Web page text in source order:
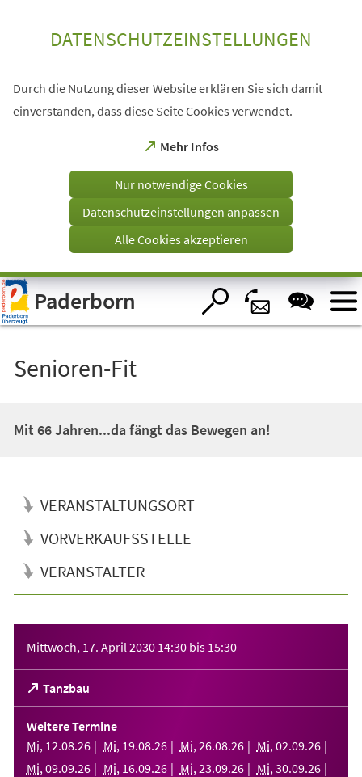
Visuelle
Assistenzsoftware
öffnen.
DATENSCHUTZEINSTELLUNGEN
Durch die Nutzung dieser Website erklären Sie sich damit
einverstanden, dass diese Seite Cookies verwendet.
Mehr Infos
(Öffnet
einem
Tab)
Nur notwendige Cookies
Datenschutzeinstellungen anpassen
Alle Cookies akzeptieren
Paderborn
Senioren-Fit
Mit 66 Jahren...da fängt das Bewegen an!
VERANSTALTUNGSORT
VORVERKAUFSSTELLE
VERANSTALTER
Mittwoch, 17. April 2030 14:30 bis 15:30
Tanzbau
(Öffnet
in
einem
neuen
Tab)
Weitere Termine
Mi, 12.08.26 Mi, 19.08.26 Mi, 26.08.26 Mi, 02.09.26
Mi, 09.09.26 Mi, 16.09.26 Mi, 23.09.26 Mi, 30.09.26